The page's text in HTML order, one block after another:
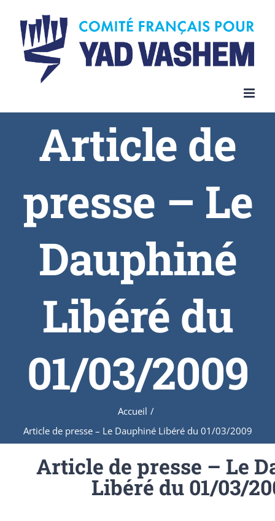
Article de
presse – Le
Dauphiné
Libéré du
01/03/2009
Accueil /
Article de presse – Le Dauphiné Libéré du 01/03/2009
Article de presse – Le
Libéré du 01/03/